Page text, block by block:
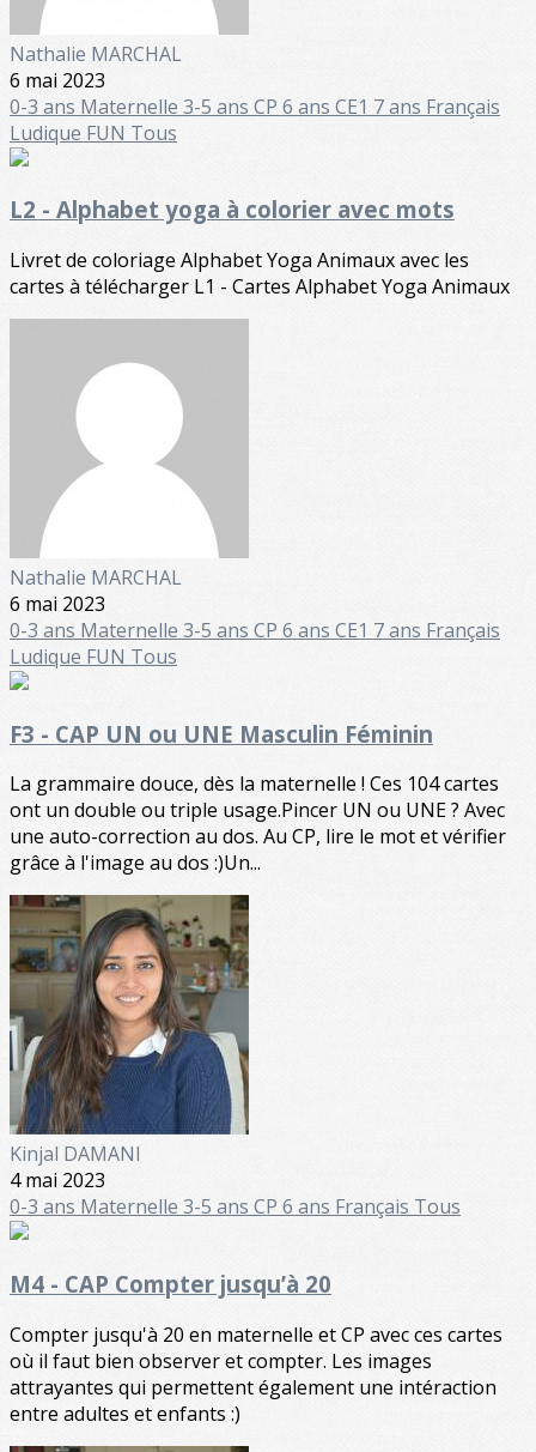
Nathalie MARCHAL
6 mai 2023
0-3 ans Maternelle 3-5 ans CP 6 ans CE1 7 ans Français
Ludique FUN Tous
L2 - Alphabet yoga à colorier avec mots
Livret de coloriage Alphabet Yoga Animaux avec les
cartes à télécharger L1 - Cartes Alphabet Yoga Animaux
Nathalie MARCHAL
6 mai 2023
0-3 ans Maternelle 3-5 ans CP 6 ans CE1 7 ans Français
Ludique FUN Tous
F3 - CAP UN ou UNE Masculin Féminin
La grammaire douce, dès la maternelle ! Ces 104 cartes
ont un double ou triple usage.Pincer UN ou UNE ? Avec
une auto-correction au dos. Au CP, lire le mot et vérifier
grâce à l'image au dos :)Un...
Kinjal DAMANI
4 mai 2023
0-3 ans Maternelle 3-5 ans CP 6 ans Français Tous
M4 - CAP Compter jusqu’à 20
Compter jusqu'à 20 en maternelle et CP avec ces cartes
où il faut bien observer et compter. Les images
attrayantes qui permettent également une intéraction
entre adultes et enfants :)